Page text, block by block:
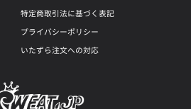
特定商取引法に基づく表記
プライバシーポリシー
いたずら注文への対応